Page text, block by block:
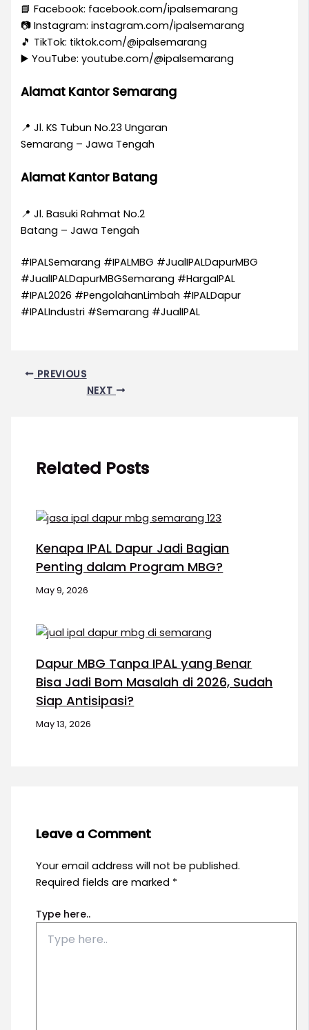
📘 Facebook: facebook.com/ipalsemarang
📷 Instagram: instagram.com/ipalsemarang
🎵 TikTok: tiktok.com/@ipalsemarang
▶️ YouTube: youtube.com/@ipalsemarang
Alamat Kantor Semarang
📍 Jl. KS Tubun No.23 Ungaran
Semarang – Jawa Tengah
Alamat Kantor Batang
📍 Jl. Basuki Rahmat No.2
Batang – Jawa Tengah
#IPALSemarang #IPALMBG #JualIPALDapurMBG
#JualIPALDapurMBGSemarang #HargaIPAL
#IPAL2026 #PengolahanLimbah #IPALDapur
#IPALIndustri #Semarang #JualIPAL
PREVIOUS
NEXT
Related Posts
Kenapa IPAL Dapur Jadi Bagian
Penting dalam Program MBG?
May 9, 2026
Dapur MBG Tanpa IPAL yang Benar
Bisa Jadi Bom Masalah di 2026, Sudah
Siap Antisipasi?
May 13, 2026
Leave a Comment
Your email address will not be published.
Required fields are marked *
Type here..